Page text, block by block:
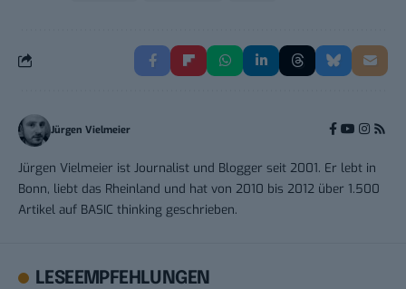
Jürgen Vielmeier
Jürgen Vielmeier ist Journalist und Blogger seit 2001. Er lebt in
Bonn, liebt das Rheinland und hat von 2010 bis 2012 über 1.500
Artikel auf BASIC thinking geschrieben.
LESEEMPFEHLUNGEN